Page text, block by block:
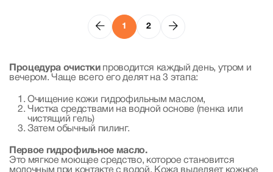
1 2
Процедура очисткипроводится каждый день, утром и
вечером. Чаще всего его делят на 3 этапа:
Очищение кожи гидрофильным маслом,
Чистка средствами на водной основе (пенка или
чистящий гель)
Затем обычный пилинг.
Первое гидрофильное масло.
Это мягкое моющее средство, которое становится